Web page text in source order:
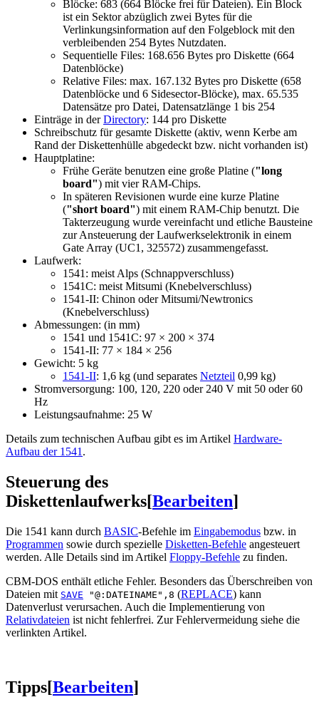
Blöcke: 683 (664 Blöcke frei für Dateien). Ein Block
ist ein Sektor abzüglich zwei Bytes für die
Verlinkungsinformation auf den Folgeblock mit den
verbleibenden 254 Bytes Nutzdaten.
Sequentielle Files: 168.656 Bytes pro Diskette (664
Datenblöcke)
Relative Files: max. 167.132 Bytes pro Diskette (658
Datenblöcke und 6 Sidesector-Blöcke), max. 65.535
Datensätze pro Datei, Datensatzlänge 1 bis 254
Einträge in derDirectory: 144 pro Diskette
Schreibschutz für gesamte Diskette (aktiv, wenn Kerbe am
Rand der Diskettenhülle abgedeckt bzw. nicht vorhanden ist)
Hauptplatine:
Frühe Geräte benutzen eine große Platine ("long
board") mit vier RAM-Chips.
In späteren Revisionen wurde eine kurze Platine
("short board") mit einem RAM-Chip benutzt. Die
Takterzeugung wurde vereinfacht und etliche Bausteine
zur Ansteuerung der Laufwerkselektronik in einem
Gate Array (UC1, 325572) zusammengefasst.
Laufwerk:
1541: meist Alps (Schnappverschluss)
1541C: meist Mitsumi (Knebelverschluss)
1541-II: Chinon oder Mitsumi/Newtronics
(Knebelverschluss)
Abmessungen: (in mm)
1541 und 1541C: 97 × 200 × 374
1541-II: 77 × 184 × 256
Gewicht: 5 kg
1541-II: 1,6 kg (und separates Netzteil 0,99 kg)
Stromversorgung: 100, 120, 220 oder 240 V mit 50 oder 60
Hz
Leistungsaufnahme: 25 W
Details zum technischen Aufbau gibt es im Artikel Hardware-
Aufbau der 1541.
Steuerung des
Diskettenlaufwerks[Bearbeiten]
Die 1541 kann durch BASIC-Befehle im Eingabemodus bzw. in
Programmen sowie durch spezielle Disketten-Befehle angesteuert
werden. Alle Details sind im Artikel Floppy-Befehle zu finden.
CBM-DOS enthält etliche Fehler. Besonders das Überschreiben von
Dateien mit SAVE "@:DATEINAME",8 (REPLACE) kann
Datenverlust verursachen. Auch die Implementierung von
Relativdateien ist nicht fehlerfrei. Zur Fehlervermeidung siehe die
verlinkten Artikel.
Tipps[Bearbeiten]